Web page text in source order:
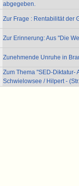
abgegeben.
Zur Frage : Rentabilität der
Zur Erinnerung: Aus "Die
Zunehmende Unruhe in
Zum Thema "SED-Diktatur-
Schwielowsee / Hilpert -